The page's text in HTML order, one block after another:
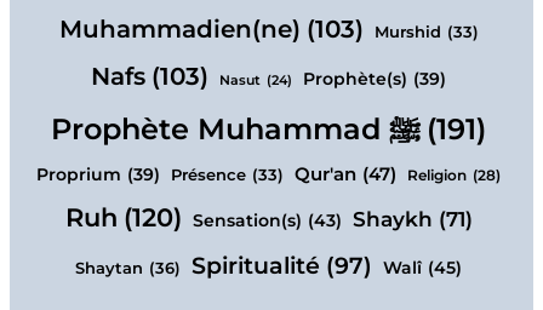
Muhammadien(ne) (103) Murshid (33)
Nafs (103) Nasut (24) Prophète(s) (39)
Prophète Muhammad ﷺ (191)
Proprium (39) Présence (33) Qur'an (47) Religion (28)
Ruh (120) Sensation(s) (43) Shaykh (71)
Shaytan (36) Spiritualité (97) Walî (45)